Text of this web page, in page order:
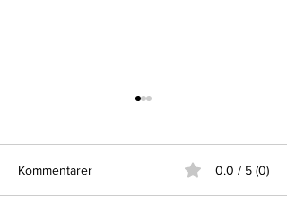
Kommentarer 0.0 / 5 (0)